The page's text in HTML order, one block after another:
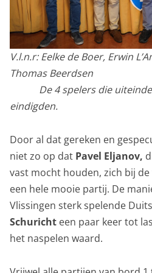
V.l.n.r: Eelke de Boer, Erwin
Thomas Beerdsen
De 4 spelers die
eindigden.
Door al dat gereken en
niet zo op dat Pavel Eljanov,
vast mocht houden, zich bij
een hele mooie partij. De
Vlissingen sterk spelende
Schuricht een paar keer tot
het naspelen waard.